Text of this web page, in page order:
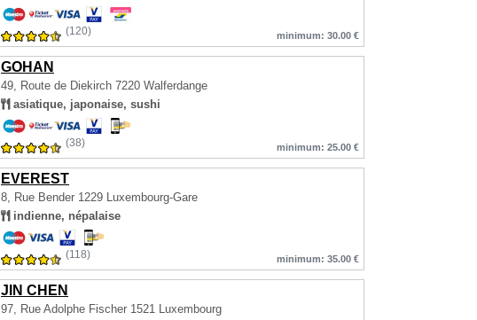
(120) minimum: 30.00 €
GOHAN
49, Route de Diekirch 7220 Walferdange
asiatique, japonaise, sushi
(38) minimum: 25.00 €
EVEREST
8, Rue Bender 1229 Luxembourg-Gare
indienne, népalaise
(118) minimum: 35.00 €
JIN CHEN
97, Rue Adolphe Fischer 1521 Luxembourg